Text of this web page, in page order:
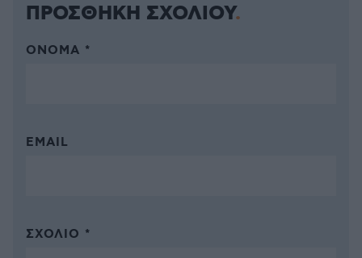
ΠΡΟΣΘΗΚΗ ΣΧΟΛΙΟΥ
ΌΝΟΜΑ *
EMAIL
ΣΧΌΛΙΟ *